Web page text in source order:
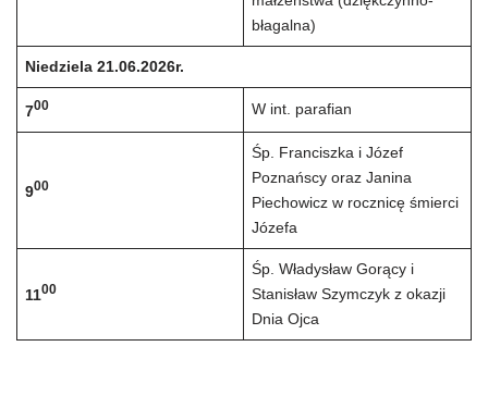
błagalna)
Niedziela 21.06.2026r.
700 W int. parafian
900
Śp. Franciszka i Józef
Poznańscy oraz Janina
Piechowicz w rocznicę śmierci
Józefa
1100
Śp. Władysław Gorący i
Stanisław Szymczyk z okazji
Dnia Ojca